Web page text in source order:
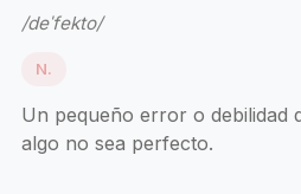
/deˈfekto/
N.
Un pequeño error o debilidad
algo no sea perfecto.